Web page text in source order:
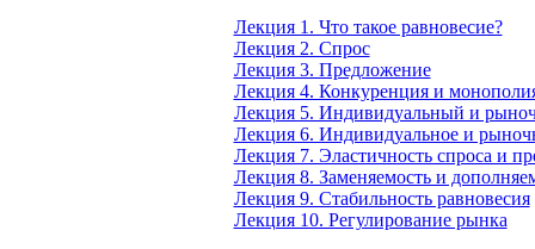
Лекция 1. Что такое равновесие?
Лекция 2. Спрос
Лекция 3. Предложение
Лекция 4. Конкуренция и
Лекция 5. Индивидуальный и
Лекция 6. Индивидуальное и
Лекция 7. Эластичность спроса и
Лекция 8. Заменяемость и
Лекция 9. Стабильность равновесия
Лекция 10. Регулирование рынка